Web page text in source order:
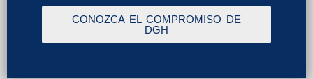
CONOZCA EL COMPROMISO DE
DGH